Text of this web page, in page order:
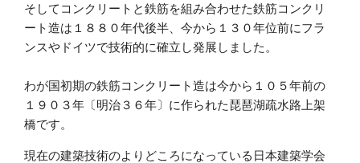
そしてコンクリートと鉄筋を組み合わせた鉄筋コンクリ
ート造は１８８０年代後半、今から１３０年位前にフラ
ンスやドイツで技術的に確立し発展しました。
わが国初期の鉄筋コンクリート造は今から１０５年前の
１９０３年〔明治３６年〕に作られた琵琶湖疏水路上架
橋です。
現在の建築技術のよりどころになっている日本建築学会